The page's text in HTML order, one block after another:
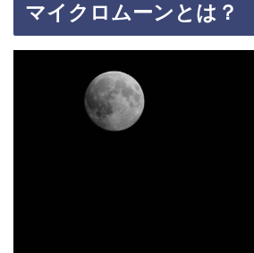
マイクロムーンとは？